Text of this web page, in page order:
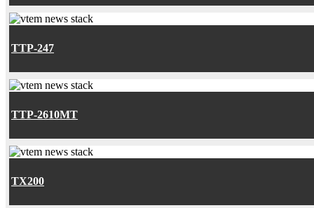
TTP-247
TTP-2610MT
TX200